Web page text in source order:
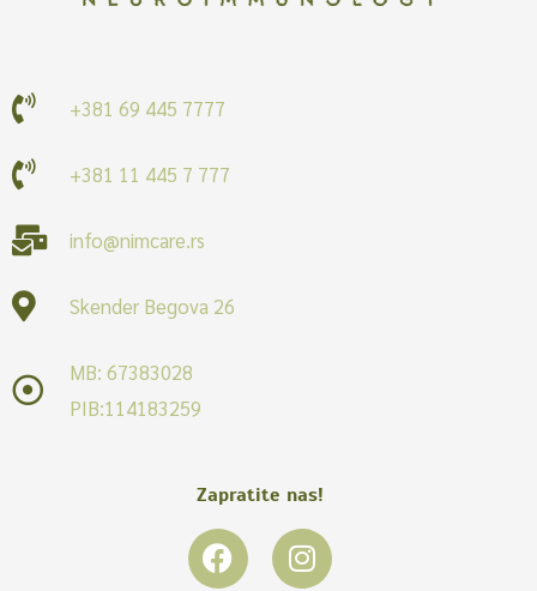
+381 69 445 7777
+381 11 445 7 777
info@nimcare.rs
Skender Begova 26
MB: 67383028
PIB:114183259
Zapratite nas!
F
a
I
n